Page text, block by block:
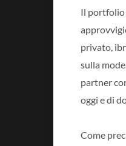
Il portfolio
privato,
sulla
partner
oggi e di
Come